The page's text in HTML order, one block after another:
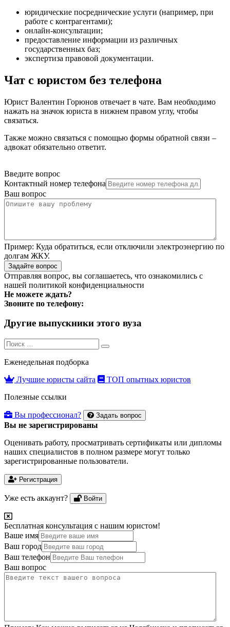
юридические посреднические услуги (например, при
работе с контрагентами);
онлайн-консультации;
предоставление информации из различных
государственных баз;
экспертиза правовой документации.
Чат с юристом без телефона
Юрист Валентин Горюнов отвечает в чате. Вам необходимо
нажать на значок юриста в нижнем правом углу, чтобы
связаться.
Также можно связаться с помощью формы обратной связи –
адвокат обязательно ответит.
Введите вопрос
Контактный номер телефона
Ваш вопрос
Пример: Куда обратиться, если отключили электроэнергию по
долгам ЖКУ.
Задайте вопрос
Отправляя вопрос, вы соглашаетесь, что ознакомились с
нашей политикой конфиденциальности
Не можете ждать?
Звоните по телефону:
Другие выпускники этого вуза
Search
for:
Search
Еженедельная подборка
Лучшие юристы сайта
ТОП опытных юристов
Полезные ссылки
Вы профессионал? Задать вопрос
Вы не зарегистрированы
Оценивать работу, просматривать сертификаты или дипломы
наших специалистов в полном размере могут только
зарегистрированные пользователи.
Регистрация
Уже есть аккаунт? Войти
Бесплатная консультация с нашим юристом!
Ваше имя
Ваш город
Ваш телефон
Ваш вопрос